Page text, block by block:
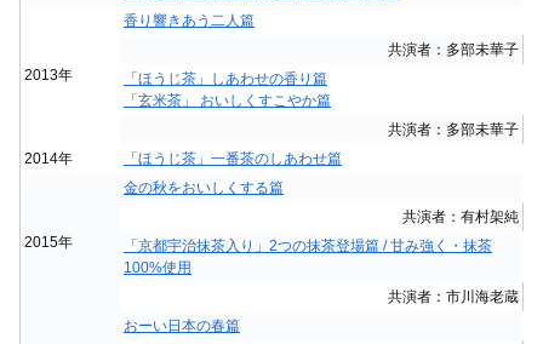
2013年
香り響きあう二人篇
共演者：多部未華子
「ほうじ茶」しあわせの香り篇
「玄米茶」 おいしくすこやか篇
共演者：多部未華子
2014年
「ほうじ茶」一番茶のしあわせ篇
2015年
金の秋をおいしくする篇
共演者：有村架純
「京都宇治抹茶入り」2つの抹茶登場篇 / 甘み強く・抹茶
100%使用
共演者：市川海老蔵
おーい日本の春篇